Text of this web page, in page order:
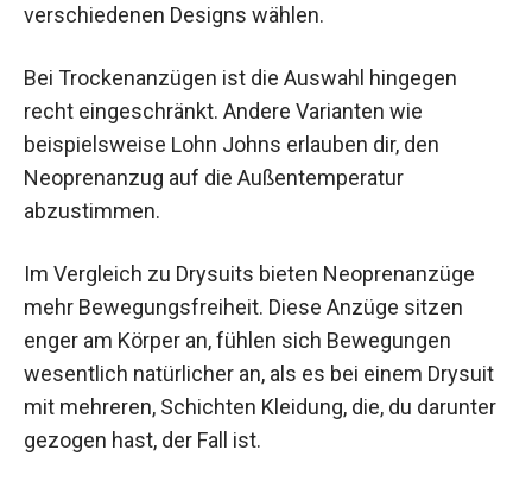
verschiedenen Designs wählen.
Bei Trockenanzügen ist die Auswahl hingegen
recht eingeschränkt. Andere Varianten wie
beispielsweise Lohn Johns erlauben dir, den
Neoprenanzug auf die Außentemperatur
abzustimmen.
Im Vergleich zu Drysuits bieten Neoprenanzüge
mehr Bewegungsfreiheit. Diese Anzüge sitzen
enger am Körper an, fühlen sich Bewegungen
wesentlich natürlicher an, als es bei einem Drysuit
mit mehreren, Schichten Kleidung, die, du darunter
gezogen hast, der Fall ist.